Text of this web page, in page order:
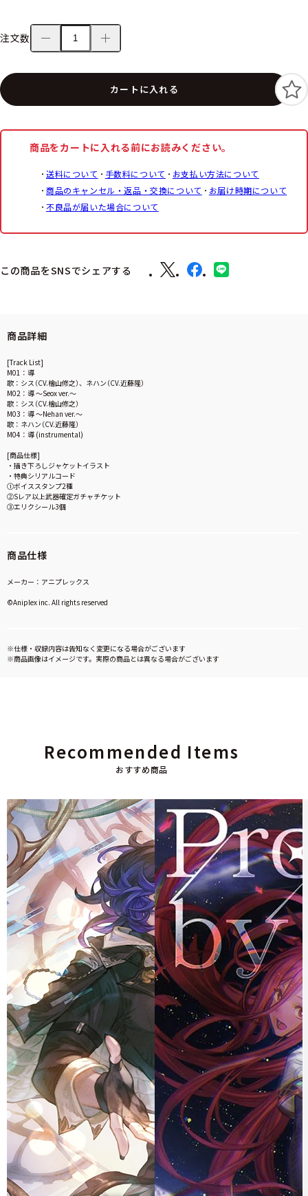
注文数
カートに入れる
商品をカートに入れる前にお読みください。
送料について 手数料について
お支払い方法について
商品のキャンセル・返品・交換について
お届け時期について
不良品が届いた場合について
この商品をSNSでシェアする
商品詳細
[Track List]
M01：導
歌：シス（CV.檜山修之）、ネハン（CV.近藤隆）
M02：導 ～Seox ver.～
歌：シス（CV.檜山修之）
M03：導 ～Nehan ver.～
歌：ネハン（CV.近藤隆）
M04：導 (instrumental)
[商品仕様]
・描き下ろしジャケットイラスト
・特典シリアルコード
①ボイススタンプ2種
②Sレア以上武器確定ガチャチケット
③エリクシール3個
商品仕様
メーカー：アニプレックス
©Aniplex inc. All rights reserved
※仕様・収録内容は告知なく変更になる場合がございます
※商品画像はイメージです。実際の商品とは異なる場合がございます
おすすめ商品
Recommended Items